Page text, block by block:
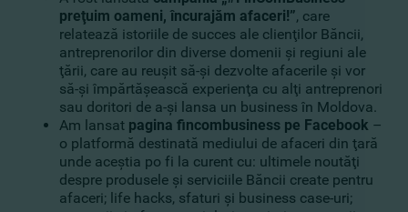
preţuim oameni, încurajăm afaceri!”, care
relatează istoriile de succes ale clienţilor Băncii,
antreprenorilor din diverse domenii şi regiuni ale
ţării, care au reuşit să-şi dezvolte afacerile şi vor
să-şi împărtăşească experienţa cu alţi antreprenori
sau doritori de a-şi lansa un business în Moldova.
Am lansat pagina fincombusiness pe Facebook –
o platformă destinată mediului de afaceri din ţară
unde aceştia po fi la curent cu: ultimele noutăţi
despre produsele şi serviciile Băncii create pentru
afaceri; life hacks, sfaturi şi business case-uri;